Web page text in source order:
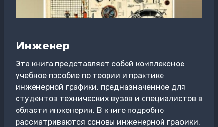
Инженер
Эта книга представляет собой комплексное
учебное пособие по теории и практике
инженерной графики, предназначенное для
студентов технических вузов и специалистов в
области инженерии. В книге подробно
рассматриваются основы инженерной графики,